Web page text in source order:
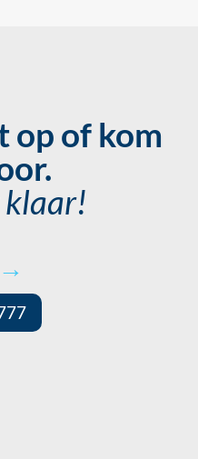
op of kom
klaar!